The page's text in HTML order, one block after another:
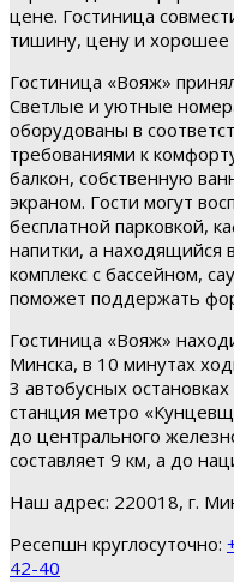
цене. Гостиница
тишину, цену и хорошее
Гостиница «Вояж»
Светлые и уютные
оборудованы в
требованиями к
балкон, собственную
экраном. Гости могут
бесплатной парковкой,
напитки, а находящийся
комплекс с бассейном,
поможет поддержать
Гостиница «Вояж»
Минска, в 10 минутах
3 автобусных
станция метро
до центрального
составляет 9 км, а до
Наш адрес: 220018, г.
Ресепшн круглосуточно:
42-40